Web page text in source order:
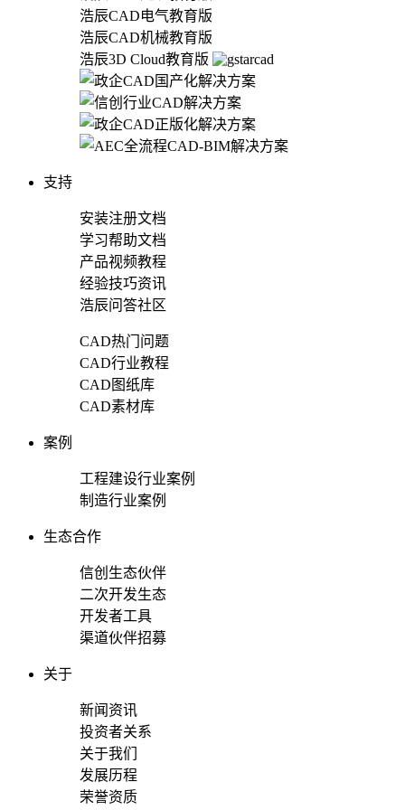
浩辰CAD电气教育版
浩辰CAD机械教育版
浩辰3D Cloud教育版
支持
安装注册文档
学习帮助文档
产品视频教程
经验技巧资讯
浩辰问答社区
CAD热门问题
CAD行业教程
CAD图纸库
CAD素材库
案例
工程建设行业案例
制造行业案例
生态合作
信创生态伙伴
二次开发生态
开发者工具
渠道伙伴招募
关于
新闻资讯
投资者关系
关于我们
发展历程
荣誉资质